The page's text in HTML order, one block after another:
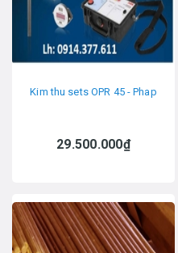
Kim thu sets OPR 45 - Phap
29.500.000₫